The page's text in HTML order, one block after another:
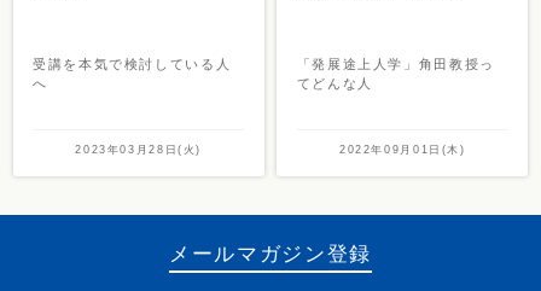
受講を本気で検討している人
へ
2023年03月28日(火)
「発展途上人学」角田教授っ
てどんな人
2022年09月01日(木)
メールマガジン登録